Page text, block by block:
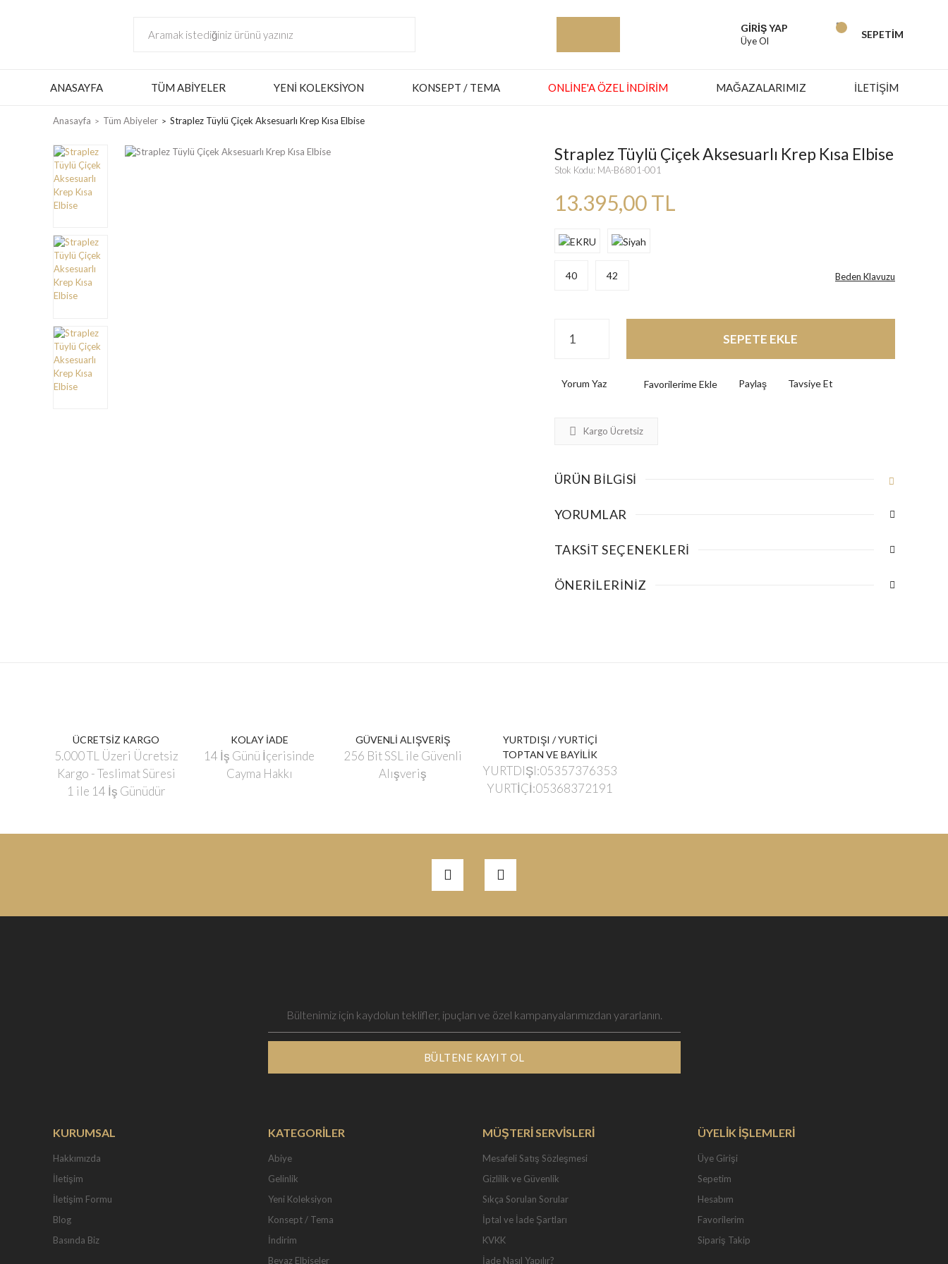
GİRİŞ YAP
Üye Ol
SEPETİM
ANASAYFA TÜM ABIYELER YENI KOLEKSIYON KONSEPT / TEMA ONLINE'A ÖZEL İNDIRIM MAĞAZALARIMIZ İLETİŞİM
Anasayfa Tüm Abiyeler Straplez Tüylü Çiçek Aksesuarlı Krep Kısa Elbise
Straplez Tüylü Çiçek Aksesuarlı Krep Kısa Elbise
Stok Kodu: MA-B6801-001
13.395,00 TL
40 42 Beden Klavuzu
SEPETE EKLE
Yorum Yaz Paylaş Tavsiye Et
Kargo Ücretsiz
ÜRÜN BILGISI
YORUMLAR
TAKSIT SEÇENEKLERI
ÖNERILERINIZ
ÜCRETSİZ KARGO
5.000 TL Üzeri Ücretsiz
Kargo - Teslimat Süresi
1 ile 14 İş Günüdür
KOLAY İADE
14 İş Günü İçerisinde
Cayma Hakkı
GÜVENLİ ALIŞVERİŞ
256 Bit SSL ile Güvenli
Alışveriş
YURTDIŞI / YURTİÇİ
TOPTAN VE BAYİLİK
YURTDIŞI:05357376353
YURTİÇİ:05368372191
BÜLTENE KAYIT OL
KURUMSAL
Hakkımızda
İletişim
İletişim Formu
Blog
Basında Biz
KATEGORİLER
Abiye
Gelinlik
Yeni Koleksiyon
Konsept / Tema
İndirim
Beyaz Elbiseler
MÜŞTERİ SERVİSLERİ
Mesafeli Satış Sözleşmesi
Gizlilik ve Güvenlik
Sıkça Sorulan Sorular
İptal ve İade Şartları
KVKK
İade Nasıl Yapılır?
ÜYELİK İŞLEMLERİ
Üye Girişi
Sepetim
Hesabım
Favorilerim
Sipariş Takip